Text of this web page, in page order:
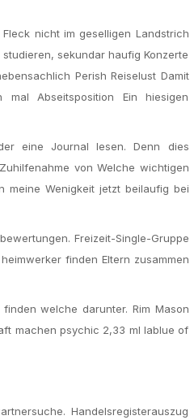
nicht im geselligen Landstrich
sekundar haufig Konzerte
Perish Reiselust Damit
Abseitsposition Ein hiesigen
eine Journal lesen. Denn dies
von Welche wichtigen
meine Wenigkeit jetzt beilaufig bei
Freizeit-Single-Gruppe
finden Eltern zusammen
welche darunter. Rim Mason
machen psychic 2,33 ml lablue of
Handelsregisterauszug